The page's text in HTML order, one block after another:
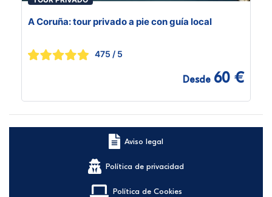
A Coruña: tour privado a pie con guía local
475 / 5
Desde 60 €
Aviso legal
Política de privacidad
Política de Cookies